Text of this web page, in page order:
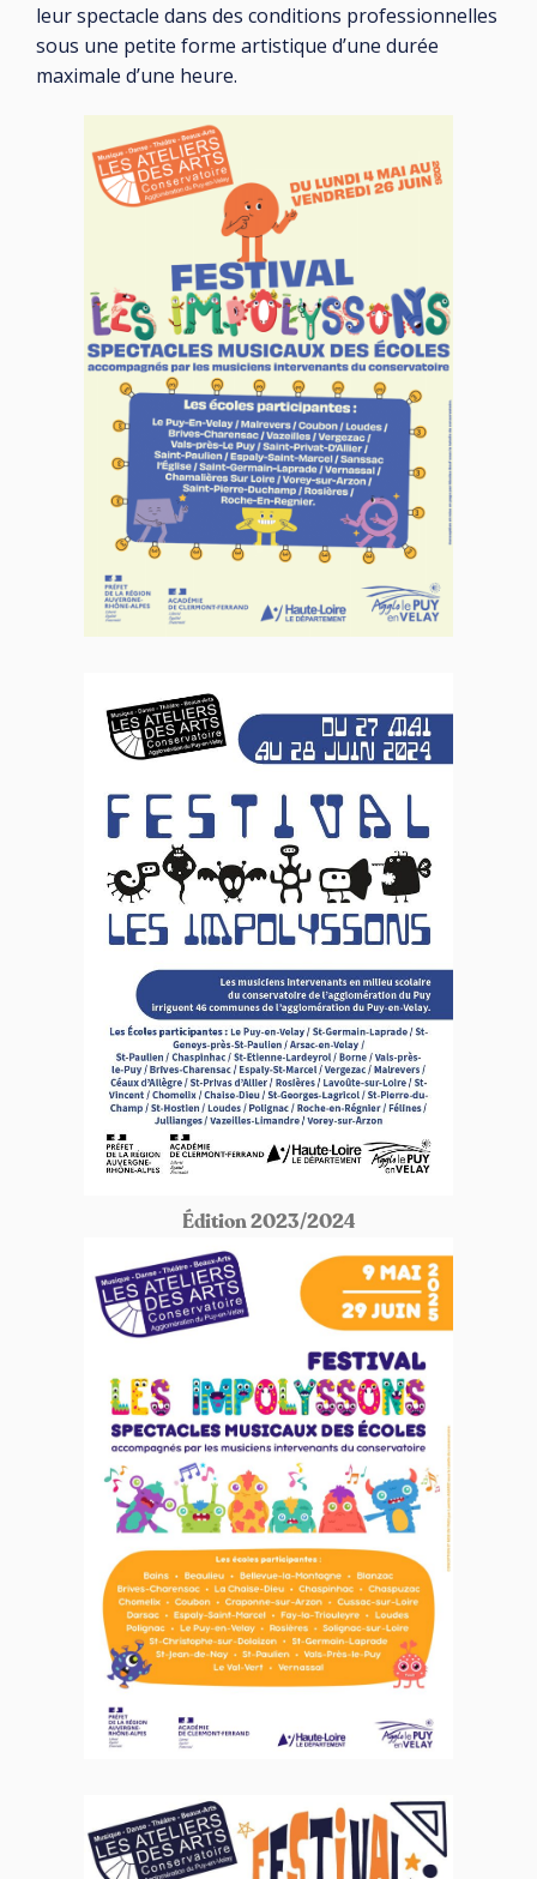
leur spectacle dans des conditions professionnelles
sous une petite forme artistique d’une durée
maximale d’une heure.
Édition 2023/2024